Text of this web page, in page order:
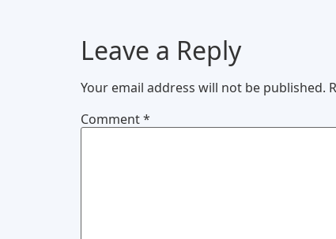
Leave a Reply
Your email address will not be published.
Comment*